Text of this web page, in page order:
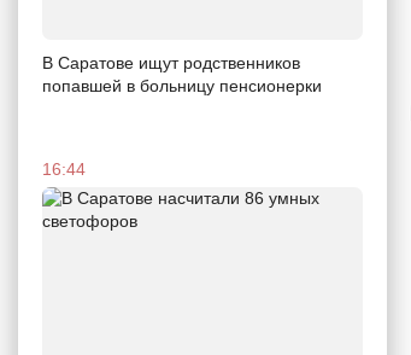
В Саратове ищут родственников
попавшей в больницу пенсионерки
16:44